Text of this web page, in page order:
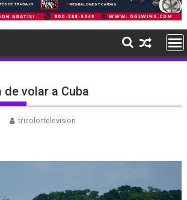
volar a Cuba
tricolortelevision